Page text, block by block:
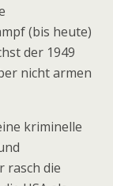
(bis heute)
der 1949
nicht armen
kriminelle
rasch die